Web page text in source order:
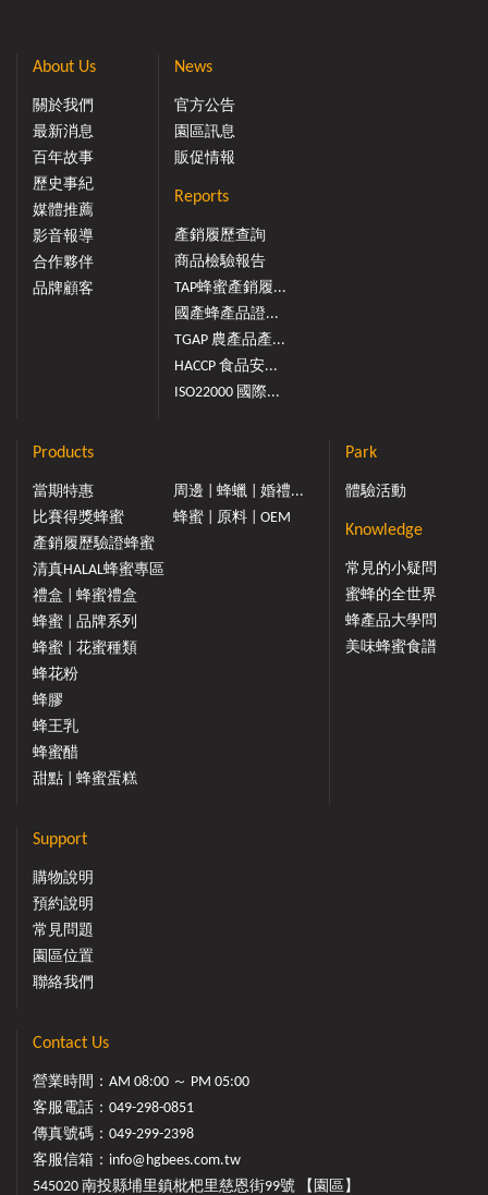
About Us
關於我們
最新消息
百年故事
歷史事紀
媒體推薦
影音報導
合作夥伴
品牌顧客
News
官方公告
園區訊息
販促情報
Reports
產銷履歷查詢
商品檢驗報告
TAP蜂蜜產銷履...
國產蜂產品證...
TGAP 農產品產...
HACCP 食品安...
ISO22000 國際...
Products
當期特惠
比賽得獎蜂蜜
產銷履歷驗證蜂蜜
清真HALAL蜂蜜專區
禮盒 | 蜂蜜禮盒
蜂蜜 | 品牌系列
蜂蜜 | 花蜜種類
蜂花粉
蜂膠
蜂王乳
蜂蜜醋
甜點 | 蜂蜜蛋糕
周邊 | 蜂蠟 | 婚禮...
蜂蜜 | 原料 | OEM
Park
體驗活動
Knowledge
常見的小疑問
蜜蜂的全世界
蜂產品大學問
美味蜂蜜食譜
Support
購物說明
預約說明
常見問題
園區位置
聯絡我們
Contact Us
營業時間：AM 08:00 ～ PM 05:00
客服電話： 049-298-0851
傳真號碼：049-299-2398
客服信箱： info@hgbees.com.tw
545020 南投縣埔里鎮枇杷里慈恩街99號 【園區】